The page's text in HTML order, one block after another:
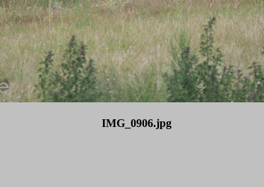
IMG_0906.jpg